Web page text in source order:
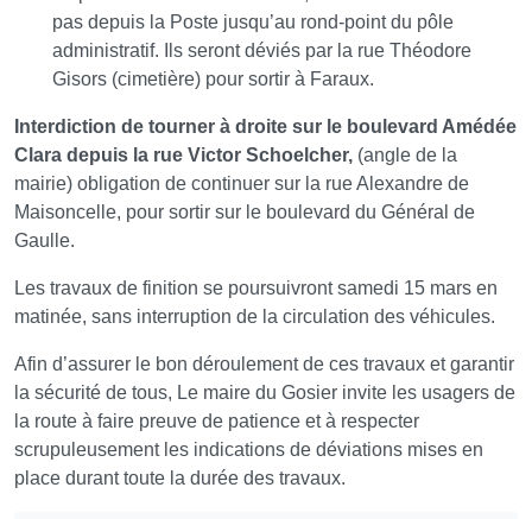
pas depuis la Poste jusqu’au rond-point du pôle
administratif. Ils seront déviés par la rue Théodore
Gisors (cimetière) pour sortir à Faraux.
Interdiction de tourner à droite sur le boulevard Amédée
Clara depuis la rue Victor Schoelcher, (angle de la
mairie) obligation de continuer sur la rue Alexandre de
Maisoncelle, pour sortir sur le boulevard du Général de
Gaulle.
Les travaux de finition se poursuivront samedi 15 mars en
matinée, sans interruption de la circulation des véhicules.
Afin d’assurer le bon déroulement de ces travaux et garantir
la sécurité de tous, Le maire du Gosier invite les usagers de
la route à faire preuve de patience et à respecter
scrupuleusement les indications de déviations mises en
place durant toute la durée des travaux.